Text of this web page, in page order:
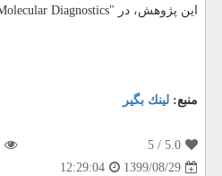
این پژوهش، در "Journal of Molecular Diagnostics" به چاپ رسید.
منبع: لینك بگیر
5.0
/ 5
1399/08/29
12:29:04